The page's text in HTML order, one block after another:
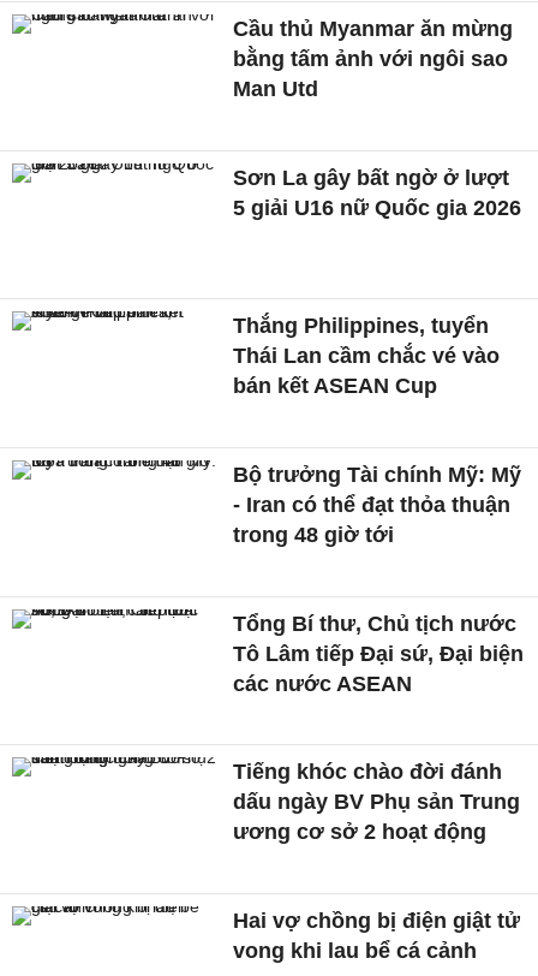
Cầu thủ Myanmar ăn mừng
bằng tấm ảnh với ngôi sao
Man Utd
Sơn La gây bất ngờ ở lượt
5 giải U16 nữ Quốc gia 2026
Thắng Philippines, tuyển
Thái Lan cầm chắc vé vào
bán kết ASEAN Cup
Bộ trưởng Tài chính Mỹ: Mỹ
- Iran có thể đạt thỏa thuận
trong 48 giờ tới
Tổng Bí thư, Chủ tịch nước
Tô Lâm tiếp Đại sứ, Đại biện
các nước ASEAN
Tiếng khóc chào đời đánh
dấu ngày BV Phụ sản Trung
ương cơ sở 2 hoạt động
Hai vợ chồng bị điện giật tử
vong khi lau bể cá cảnh